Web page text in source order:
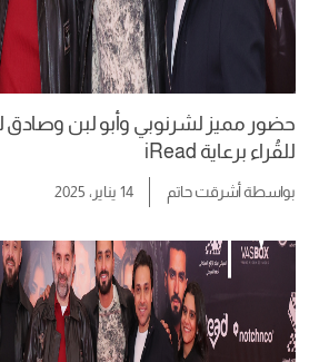
حضور مميز لشرنوبي وأبو لبن
للقُراء برعاية iRead
بواسطةأشرقت حاتم 14 يناير، 2025